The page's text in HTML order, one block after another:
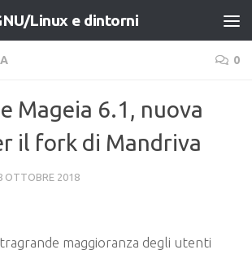
Linux e dintorni
0
Mageia 6.1, nuova
il fork di Mandriva
OTTOBRE 2018
maggioranza degli utenti